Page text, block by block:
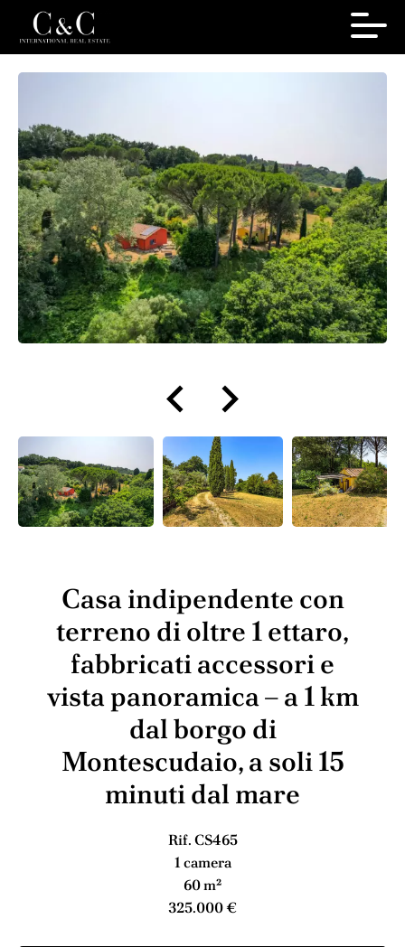
Casa indipendente con
terreno di oltre 1 ettaro,
fabbricati accessori e
vista panoramica – a 1 km
dal borgo di
Montescudaio, a soli 15
minuti dal mare
Rif. CS465
1 camera
60 m²
325.000 €